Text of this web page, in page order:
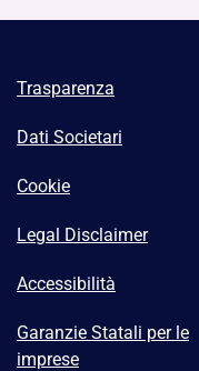
Trasparenza
Dati Societari
Cookie
Legal Disclaimer
Accessibilità
Garanzie Statali per le
imprese